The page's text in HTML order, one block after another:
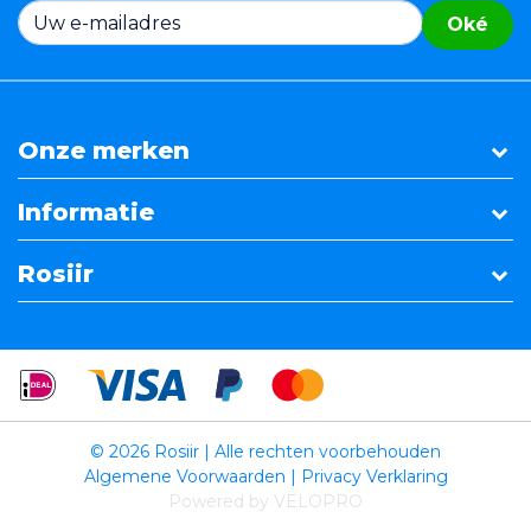
Oké
Onze merken
Informatie
Rosiir
© 2026 Rosiir | Alle rechten voorbehouden
Powered by VELOPRO
Algemene Voorwaarden | Privacy Verklaring